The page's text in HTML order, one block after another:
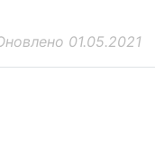
01.05.2021